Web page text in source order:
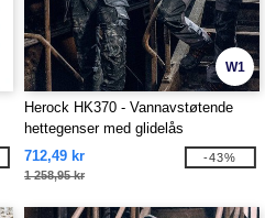
W1
Herock HK370 - Vannavstøtende
hettegenser med glidelås
712,49 kr
1 258,95 kr
-43%